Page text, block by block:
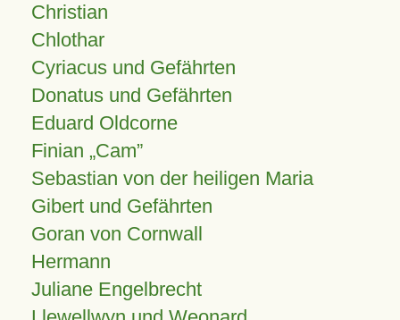
Christian
Chlothar
Cyriacus und Gefährten
Donatus und Gefährten
Eduard Oldcorne
Finian Cam
Sebastian von der heiligen Maria
Gibert und Gefährten
Goran von Cornwall
Hermann
Juliane Engelbrecht